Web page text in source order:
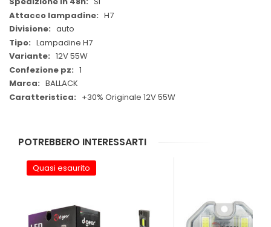
H7
auto
Lampadine H7
12V 55W
1
BALLACK
+30% Originale 12V 55W
POTREBBERO INTERESSARTI
Quasi esaurito